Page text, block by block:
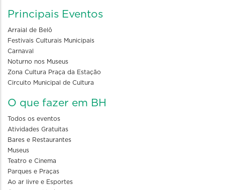
Principais Eventos
Arraial de Belô
Festivais Culturais Municipais
Carnaval
Noturno nos Museus
Zona Cultura Praça da Estação
Circuito Municipal de Cultura
O que fazer em BH
Todos os eventos
Atividades Gratuitas
Bares e Restaurantes
Museus
Teatro e Cinema
Parques e Praças
Ao ar livre e Esportes